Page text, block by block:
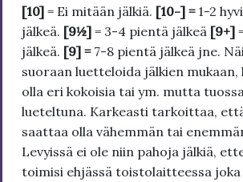
[10] = Ei mitään jälkiä. [10-] = 1-2
jälkeä. [9½] = 3-4 pientä jälkeä [9+]
jälkeä. [9] = 7-8 pientä jälkeä jne.
suoraan luetteloida jälkien mukaan,
olla eri kokoisia tai ym. mutta
lueteltuna. Karkeasti tarkoittaa,
saattaa olla vähemmän tai
Levyissä ei ole niin pahoja jälkiä,
toimisi ehjässä toistolaitteessa joka